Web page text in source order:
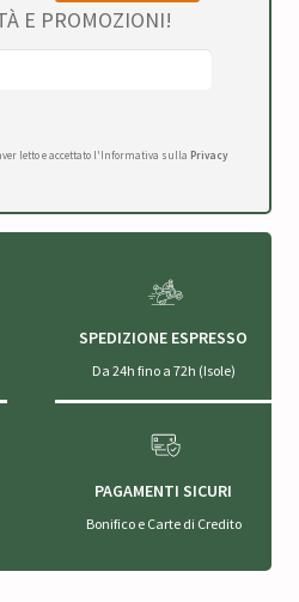
E PROMOZIONI!
letto e accettato l'Informativa sulla Privacy
SPEDIZIONE ESPRESSO
Da 24h fino a 72h (Isole)
PAGAMENTI SICURI
Bonifico e Carte di Credito